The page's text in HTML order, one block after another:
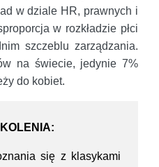
w dziale HR, prawnych i
w rozkładzie płci
szczeblu zarządzania.
na świecie, jedynie 7%
do kobiet.
się z klasykami